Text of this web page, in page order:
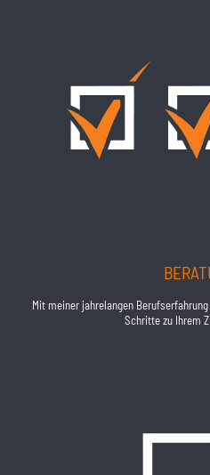
Mit meiner jahrelangen
Schritte zu Ihrem